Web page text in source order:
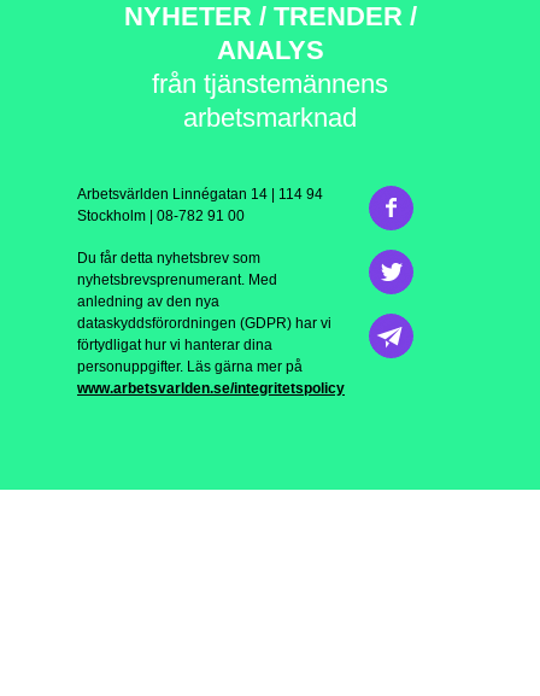
NYHETER / TRENDER /
ANALYS
från tjänstemännens
arbetsmarknad
Arbetsvärlden Linnégatan 14 | 114 94
Stockholm | 08-782 91 00
Du får detta nyhetsbrev som
nyhetsbrevsprenumerant. Med
anledning av den nya
dataskyddsförordningen (GDPR) har vi
förtydligat hur vi hanterar dina
personuppgifter. Läs gärna mer på
www.arbetsvarlden.se/integritetspolicy